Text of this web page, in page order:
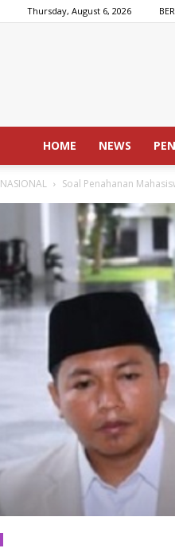
Thursday, August 6, 2026
HOME NEWS
NASIONAL Soal Penahanan